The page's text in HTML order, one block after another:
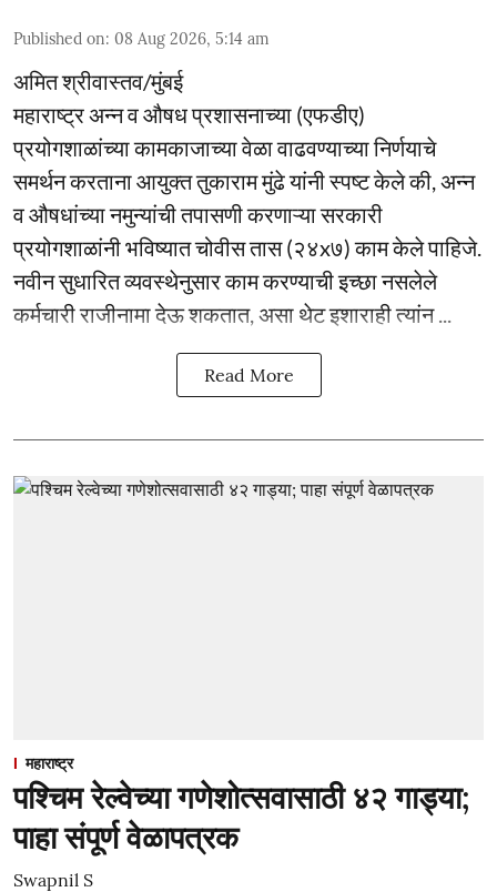
Published on: 08 Aug 2026, 5:14 am
अमित श्रीवास्तव/मुंबई
महाराष्ट्र अन्न व औषध प्रशासनाच्या (एफडीए)
प्रयोगशाळांच्या कामकाजाच्या वेळा वाढवण्याच्या निर्णयाचे
समर्थन करताना आयुक्त तुकाराम मुंढे यांनी स्पष्ट केले की, अन्न
व औषधांच्या नमुन्यांची तपासणी करणाऱ्या सरकारी
प्रयोगशाळांनी भविष्यात चोवीस तास (२४x७) काम केले पाहिजे.
नवीन सुधारित व्यवस्थेनुसार काम करण्याची इच्छा नसलेले
कर्मचारी राजीनामा देऊ शकतात, असा थेट इशाराही त्यांन ...
Read More
महाराष्ट्र
पश्चिम रेल्वेच्या गणेशोत्सवासाठी ४२ गाड्या;
पाहा संपूर्ण वेळापत्रक
Swapnil S